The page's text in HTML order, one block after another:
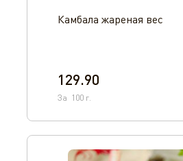
Камбала жареная вес
129.90
За 100 г.